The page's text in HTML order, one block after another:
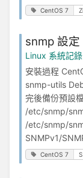
CentOS 7
snmp 設定
Linux 系統記錄
安裝過程
snmp-utils
完後備份預設
/etc/snmp/
/etc/snmp/
SNMPv1/
CentOS 7